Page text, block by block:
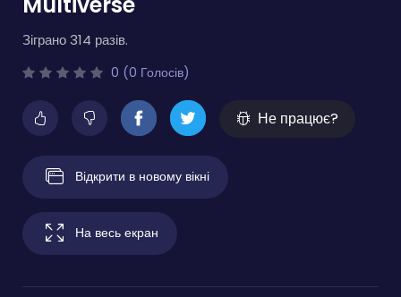
Зіграно 314 разів.
0 (0 Голосів)
Не працює?
Відкрити в новому вікні
На весь екран